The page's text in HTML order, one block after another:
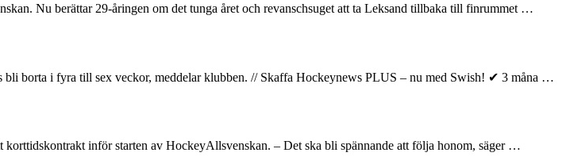
Nu berättar 29-åringen om det tunga året och revanschsuget att ta Leksand tillbaka till finrummet …
bli borta i fyra till sex veckor, meddelar klubben. // Skaffa Hockeynews PLUS – nu med Swish! ✔ 3 måna …
inför starten av HockeyAllsvenskan. – Det ska bli spännande att följa honom, säger …